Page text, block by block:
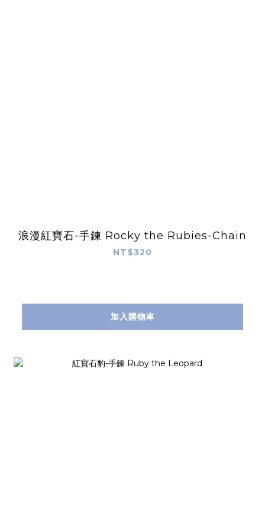
浪漫紅寶石-手鍊 Rocky the Rubies-Chain
NT$320
加入購物車